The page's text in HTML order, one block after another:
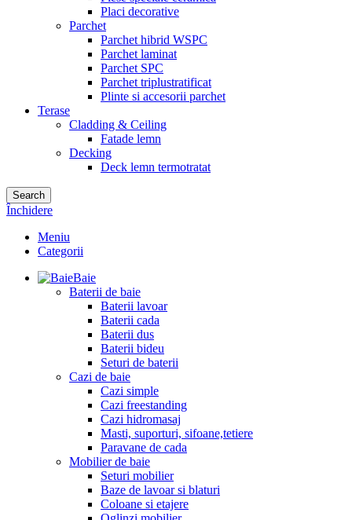
Placi decorative
Parchet
Parchet hibrid WSPC
Parchet laminat
Parchet SPC
Parchet triplustratificat
Plinte si accesorii parchet
Terase
Cladding & Ceiling
Fatade lemn
Decking
Deck lemn termotratat
Search
Închidere
Meniu
Categorii
Baie
Baterii de baie
Baterii lavoar
Baterii cada
Baterii dus
Baterii bideu
Seturi de baterii
Cazi de baie
Cazi simple
Cazi freestanding
Cazi hidromasaj
Masti, suporturi, sifoane,tetiere
Paravane de cada
Mobilier de baie
Seturi mobilier
Baze de lavoar si blaturi
Coloane si etajere